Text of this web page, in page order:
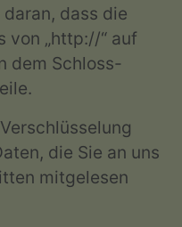
dass die
von „http://“ auf
dem Schloss-
die Sie an uns
mitgelesen